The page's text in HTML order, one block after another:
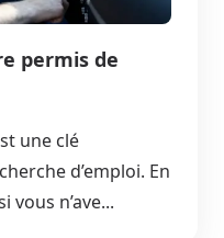
permis de
une clé
d’emploi. En
vous n’ave...